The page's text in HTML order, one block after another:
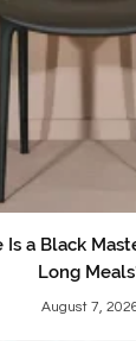
a Black
Long
August 7,